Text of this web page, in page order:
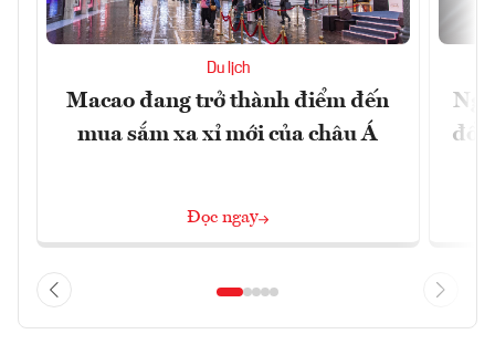
Du lịch
Macao đang trở thành điểm đến
mua sắm xa xỉ mới của châu Á
Đọc ngay
đổi